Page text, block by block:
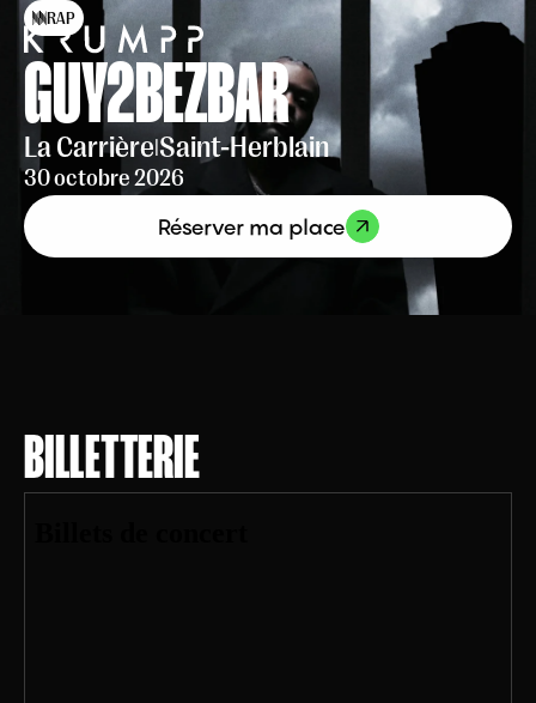
RAP
GUY2BEZBAR
La Carrière Saint-Herblain
30 octobre 2026
Réserver ma place
BILLETTERIE